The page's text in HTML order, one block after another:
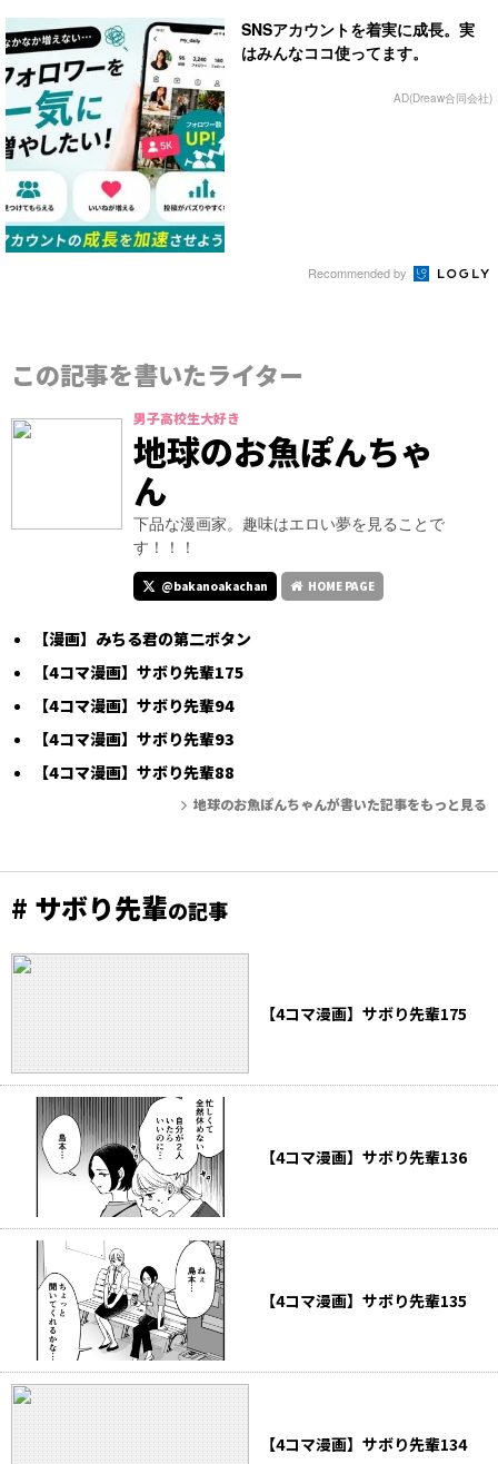
SNSアカウントを着実に成長。実
はみんなココ使ってます。
AD(Dreaw合同会社)
Recommended by
この記事を書いたライター
男子高校生大好き
地球のお魚ぽんちゃ
ん
下品な漫画家。趣味はエロい夢を見ることで
す！！！
@bakanoakachan HOME PAGE
【漫画】みちる君の第二ボタン
【4コマ漫画】サボり先輩175
【4コマ漫画】サボり先輩94
【4コマ漫画】サボり先輩93
【4コマ漫画】サボり先輩88
地球のお魚ぽんちゃんが書いた記事をもっと見る
# サボり先輩の記事
【4コマ漫画】サボり先輩175
【4コマ漫画】サボり先輩136
【4コマ漫画】サボり先輩135
【4コマ漫画】サボり先輩134